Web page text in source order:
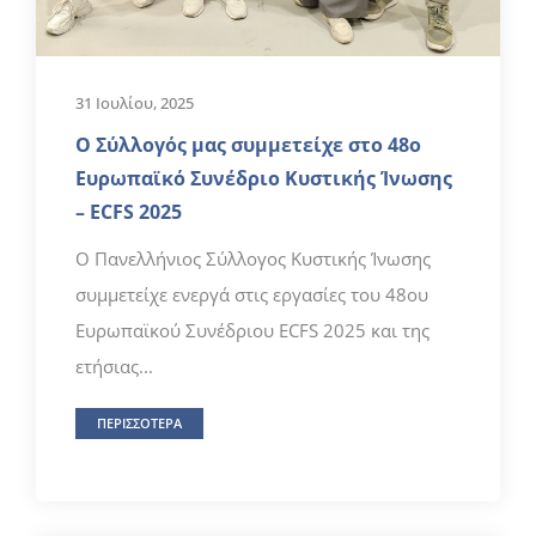
31 Ιουλίου, 2025
Ο Σύλλογός μας συμμετείχε στο 48ο
Ευρωπαϊκό Συνέδριο Κυστικής Ίνωσης
– ECFS 2025
Ο Πανελλήνιος Σύλλογος Κυστικής Ίνωσης
συμμετείχε ενεργά στις εργασίες του 48ου
Ευρωπαϊκού Συνέδριου ECFS 2025 και της
ετήσιας...
ΠΕΡΙΣΣΟΤΕΡΑ